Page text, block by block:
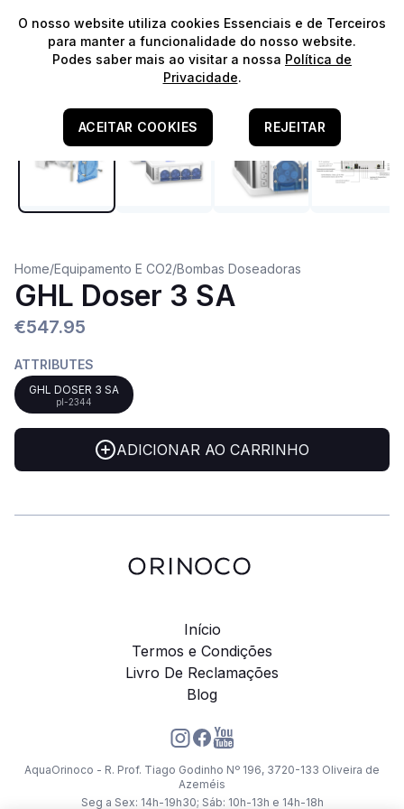
⭐️ Envios Gratuitos para encomendas acima de 60€!*⭐️
Home/Equipamento E CO2/Bombas Doseadoras
GHL Doser 3 SA
€547.95
ATTRIBUTES
GHL DOSER 3 SA
pl-2344
ADICIONAR AO CARRINHO
Início
Termos e Condições
Livro De Reclamações
Blog
AquaOrinoco - R. Prof. Tiago Godinho Nº 196, 3720-133 Oliveira de
Azeméis
Seg a Sex: 14h-19h30; Sáb: 10h-13h e 14h-18h
O nosso website utiliza cookies Essenciais e de Terceiros
para manter a funcionalidade do nosso website.
Podes saber mais ao visitar a nossa Política de
Privacidade.
ACEITAR COOKIES REJEITAR